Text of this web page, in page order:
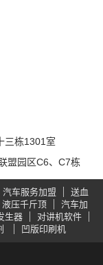
三栋1301室
盟园区C6、C7栋
汽车服务加盟
送血
液压千斤顶
汽车加
生器
对讲机软件
凹版印刷机